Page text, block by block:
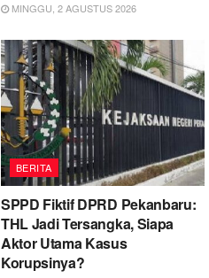
MINGGU, 2 AGUSTUS 2026
BERITA
SPPD Fiktif DPRD Pekanbaru:
THL Jadi Tersangka, Siapa
Aktor Utama Kasus
Korupsinya?